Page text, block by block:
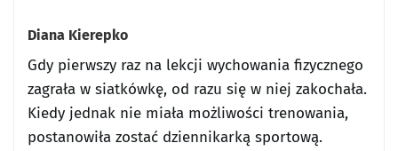
Diana Kierepko
Gdy pierwszy raz na lekcji wychowania fizycznego
zagrała w siatkówkę, od razu się w niej zakochała.
Kiedy jednak nie miała możliwości trenowania,
postanowiła zostać dziennikarką sportową.